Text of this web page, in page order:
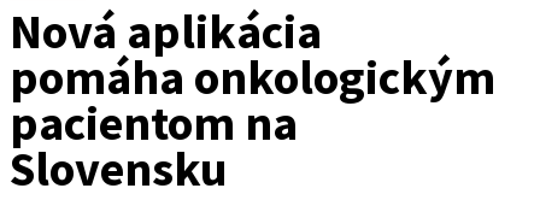
Nová aplikácia
pomáha onkologickým
pacientom na
Slovensku